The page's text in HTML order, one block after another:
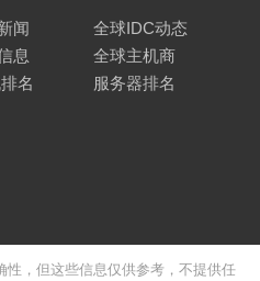
闻
全球IDC动态
息
全球主机商
名
服务器排名
，但这些信息仅供参考，不提供任